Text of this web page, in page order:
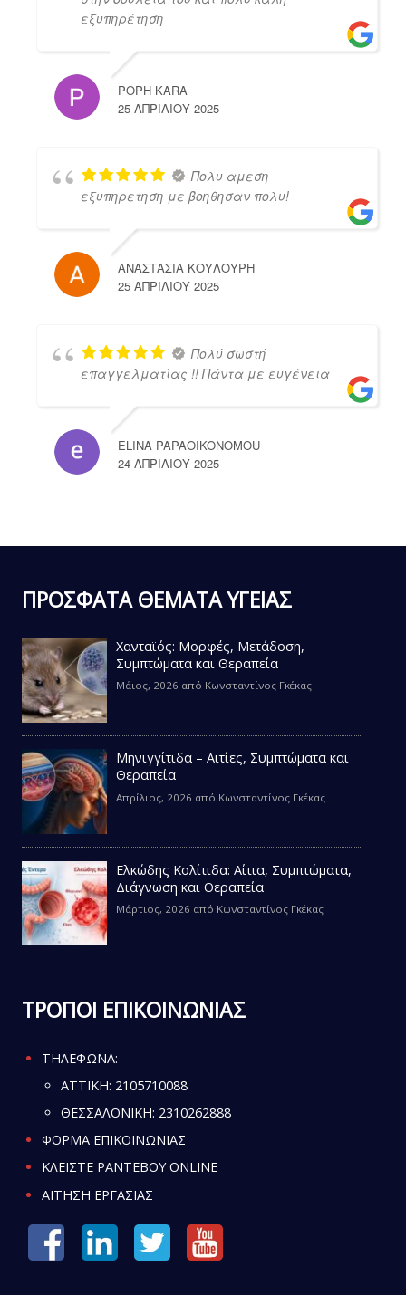
εξυπηρέτηση
POPH KARA
25 ΑΠΡΙΛΊΟΥ 2025
Πολυ αμεση
εξυπηρετηση με βοηθησαν πολυ!
ΑΝΑΣΤΑΣΙΑ ΚΟΥΛΟΥΡΗ
25 ΑΠΡΙΛΊΟΥ 2025
Πολύ σωστή
επαγγελματίας !! Πάντα με ευγένεια
ELINA PAPAOIKONOMOU
24 ΑΠΡΙΛΊΟΥ 2025
ΠΡΟΣΦΑΤΑ ΘΕΜΑΤΑ ΥΓΕΙΑΣ
Χανταϊός: Μορφές, Μετάδοση,
Συμπτώματα και Θεραπεία
Μάιος, 2026 από Κωνσταντίνος Γκέκας
Μηνιγγίτιδα – Αιτίες, Συμπτώματα και
Θεραπεία
Απρίλιος, 2026 από Κωνσταντίνος Γκέκας
Ελκώδης Κολίτιδα: Αίτια, Συμπτώματα,
Διάγνωση και Θεραπεία
Μάρτιος, 2026 από Κωνσταντίνος Γκέκας
ΤΡΟΠΟΙ ΕΠΙΚΟΙΝΩΝΙΑΣ
ΤΗΛΕΦΩΝΑ:
ATTIKH: 2105710088
ΘΕΣΣΑΛΟΝΙΚΗ: 2310262888
ΦΟΡΜΑ ΕΠΙΚΟΙΝΩΝΙΑΣ
ΚΛΕΙΣΤΕ ΡΑΝΤΕΒΟΥ ONLINE
ΑΙΤΗΣΗ ΕΡΓΑΣΙΑΣ